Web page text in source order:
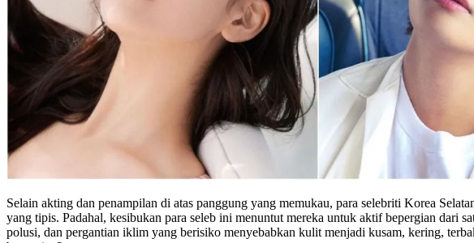
Selain akting dan penampilan di atas panggung yang memukau, para selebriti Korea
yang tipis. Padahal, kesibukan para seleb ini menuntut mereka untuk aktif bepergian dari
polusi, dan pergantian iklim yang berisiko menyebabkan kulit menjadi kusam, kering,